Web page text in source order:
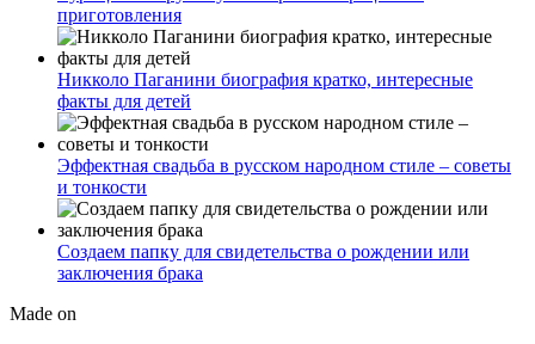
приготовления
Никколо Паганини биография кратко, интересные
факты для детей
Эффектная свадьба в русском народном стиле – советы
и тонкости
Создаем папку для свидетельства о рождении или
заключения брака
Made on